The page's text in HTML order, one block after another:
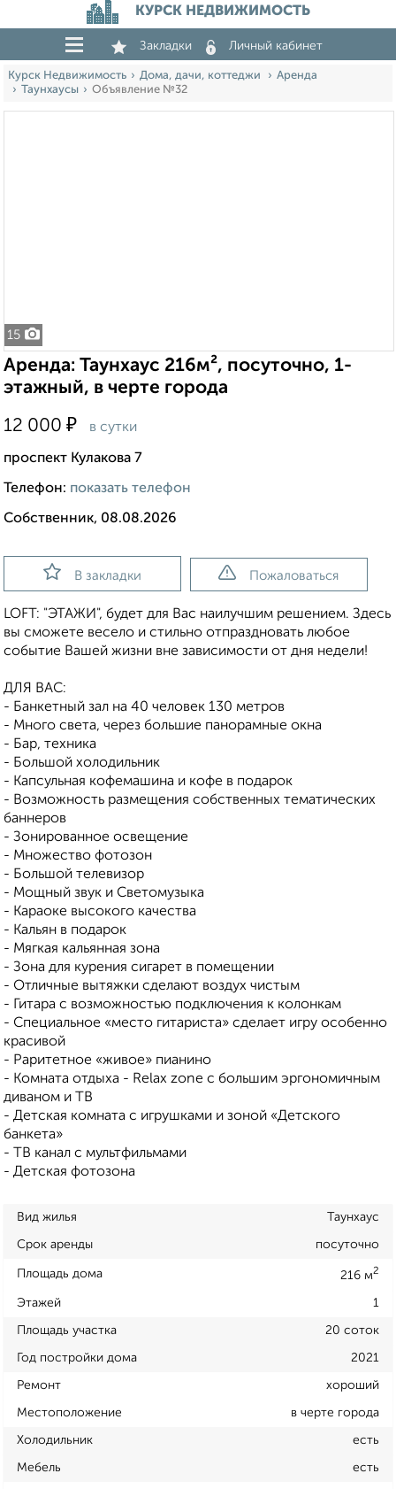
КУРСК НЕДВИЖИМОСТЬ
Закладки Личный кабинет
Курск Недвижимость Дома, дачи, коттеджи
Аренда
Таунхаусы
Объявление №32
15
Аренда: Таунхаус 216м², посуточно, 1-
этажный, в черте города
12 000 ₽ в сутки
проспект Кулакова 7
Телефон: показать телефон
Собственник, 08.08.2026
В закладки Пожаловаться
LOFT: "ЭТАЖИ", будет для Вас наилучшим решением. Здесь
вы сможете весело и стильно отпраздновать любое
событие Вашей жизни вне зависимости от дня недели!
ДЛЯ ВАС:
- Банкетный зал на 40 человек 130 метров
- Много света, через большие панорамные окна
- Бар, техника
- Большой холодильник
- Капсульная кофемашина и кофе в подарок
- Возможность размещения собственных тематических
баннеров
- Зонированное освещение
- Множество фотозон
- Большой телевизор
- Мощный звук и Светомузыка
- Караоке высокого качества
- Кальян в подарок
- Мягкая кальянная зона
- Зона для курения сигарет в помещении
- Отличные вытяжки сделают воздух чистым
- Гитара с возможностью подключения к колонкам
- Специальное «место гитариста» сделает игру особенно
красивой
- Раритетное «живое» пианино
- Комната отдыха - Relax zone с большим эргономичным
диваном и ТВ
- Детская комната с игрушками и зоной «Детского
банкета»
- ТВ канал с мультфильмами
- Детская фотозона
Вид жилья Таунхаус
Срок аренды посуточно
Площадь дома 216 м2
Этажей 1
Площадь участка 20 соток
Год постройки дома 2021
Ремонт хороший
Местоположение в черте города
Холодильник есть
Мебель есть